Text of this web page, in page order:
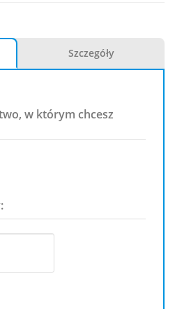
Szczegóły
w którym chcesz